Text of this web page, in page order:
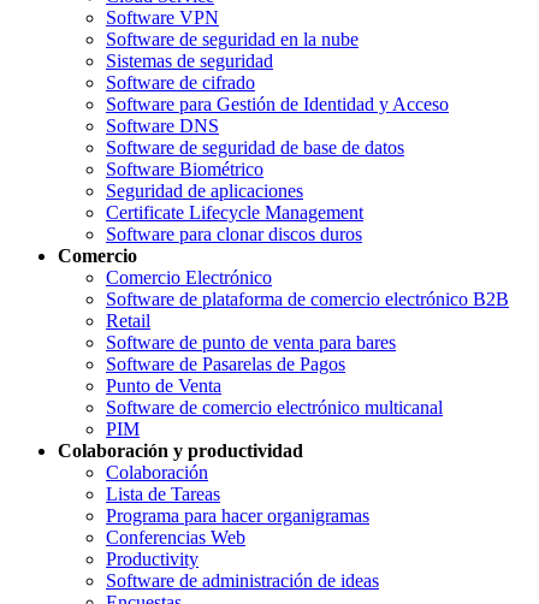
Software VPN
Software de seguridad en la nube
Sistemas de seguridad
Software de cifrado
Software para Gestión de Identidad y Acceso
Software DNS
Software de seguridad de base de datos
Software Biométrico
Seguridad de aplicaciones
Certificate Lifecycle Management
Software para clonar discos duros
Comercio
Comercio Electrónico
Software de plataforma de comercio electrónico B2B
Retail
Software de punto de venta para bares
Software de Pasarelas de Pagos
Punto de Venta
Software de comercio electrónico multicanal
PIM
Colaboración y productividad
Colaboración
Lista de Tareas
Programa para hacer organigramas
Conferencias Web
Productivity
Software de administración de ideas